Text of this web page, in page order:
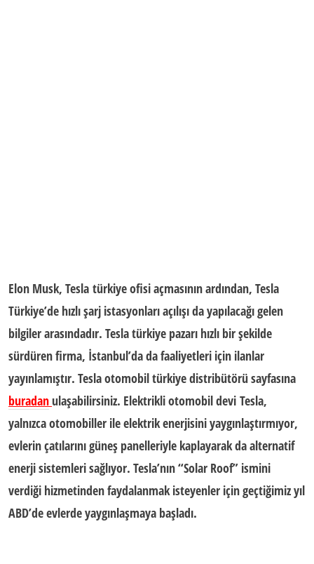
Elon Musk, Tesla türkiye ofisiaçmasının ardından, Tesla
Türkiye’de hızlı şarj istasyonları açılışı da yapılacağı gelen
bilgiler arasındadır. Tesla türkiye pazarı hızlı bir şekilde
sürdüren firma, İstanbul’da da faaliyetleri için ilanlar
yayınlamıştır. Tesla otomobil türkiye distribütörüsayfasına
buradan ulaşabilirsiniz. Elektrikli otomobildevi Tesla,
yalnızca otomobiller ile elektrik enerjisini yaygınlaştırmıyor,
evlerin çatılarınıgüneş panelleriyle kaplayarak da alternatif
enerji sistemleri sağlıyor. Tesla’nın “Solar Roof” ismini
verdiği hizmetinden faydalanmak isteyenler için geçtiğimiz yıl
ABD’de evlerde yaygınlaşmaya başladı.